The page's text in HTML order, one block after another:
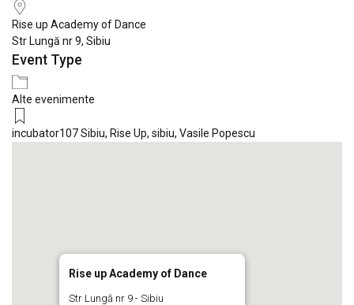
Rise up Academy of Dance
Str Lungă nr 9, Sibiu
Event Type
Alte evenimente
incubator107 Sibiu, Rise Up, sibiu, Vasile Popescu
Rise up Academy of Dance
Str Lungă nr 9 - Sibiu